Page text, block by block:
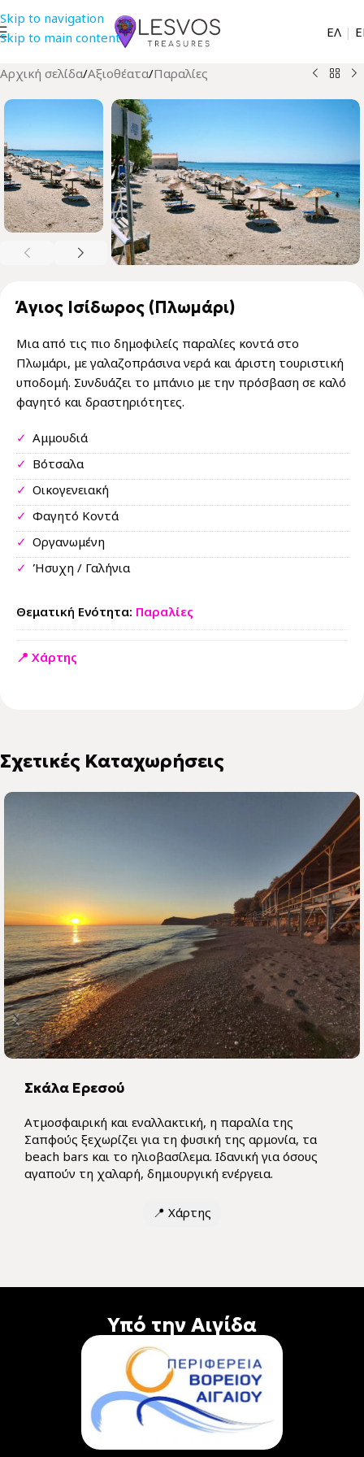
Skip to navigation
Skip to main content
EΛ |
Αρχική σελίδα/Αξιοθέατα/Παραλίες
Άγιος Ισίδωρος (Πλωμάρι)
Μια από τις πιο δημοφιλείς παραλίες κοντά στο
Πλωμάρι, με γαλαζοπράσινα νερά και άριστη τουριστική
υποδομή. Συνδυάζει το μπάνιο με την πρόσβαση σε καλό
φαγητό και δραστηριότητες.
✓ Αμμουδιά
✓ Βότσαλα
✓ Οικογενειακή
✓ Φαγητό Κοντά
✓ Οργανωμένη
✓ Ήσυχη / Γαλήνια
Θεματική Ενότητα: Παραλίες
📍 Χάρτης
Σκάλα Ερεσού
Ατμοσφαιρική και εναλλακτική, η παραλία της
Σαπφούς ξεχωρίζει για τη φυσική της αρμονία, τα
beach bars και το ηλιοβασίλεμα. Ιδανική για όσους
αγαπούν τη χαλαρή, δημιουργική ενέργεια.
📍 Χάρτης
Υπό την Αιγίδα